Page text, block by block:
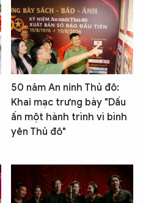
50 năm An ninh Thủ đô:
Khai mạc trưng bày "Dấu
ấn một hành trình vì bình
yên Thủ đô"